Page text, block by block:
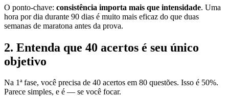
O ponto-chave: consistência importa mais que intensidade. Uma
hora por dia durante 90 dias é muito mais eficaz do que duas
semanas de maratona antes da prova.
2. Entenda que 40 acertos é seu único
objetivo
Na 1ª fase, você precisa de 40 acertos em 80 questões. Isso é 50%.
Parece simples, e é — se você focar.